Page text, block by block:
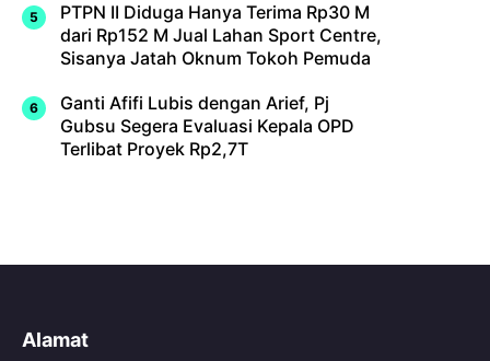
PTPN II Diduga Hanya Terima Rp30 M
dari Rp152 M Jual Lahan Sport Centre,
Sisanya Jatah Oknum Tokoh Pemuda
Ganti Afifi Lubis dengan Arief, Pj
Gubsu Segera Evaluasi Kepala OPD
Terlibat Proyek Rp2,7T
Alamat